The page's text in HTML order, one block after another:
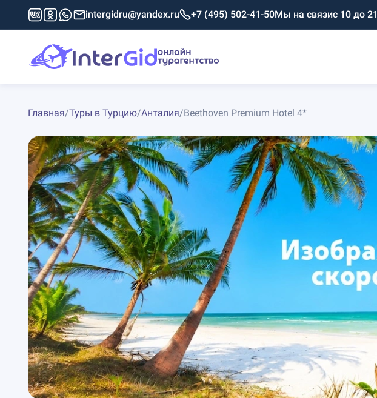
intergidru@yandex.ru +7 (495) 502-41-50Мы на связис 10 до 21
Главная/Туры в Турцию/Анталия/Beethoven Premium Hotel 4*